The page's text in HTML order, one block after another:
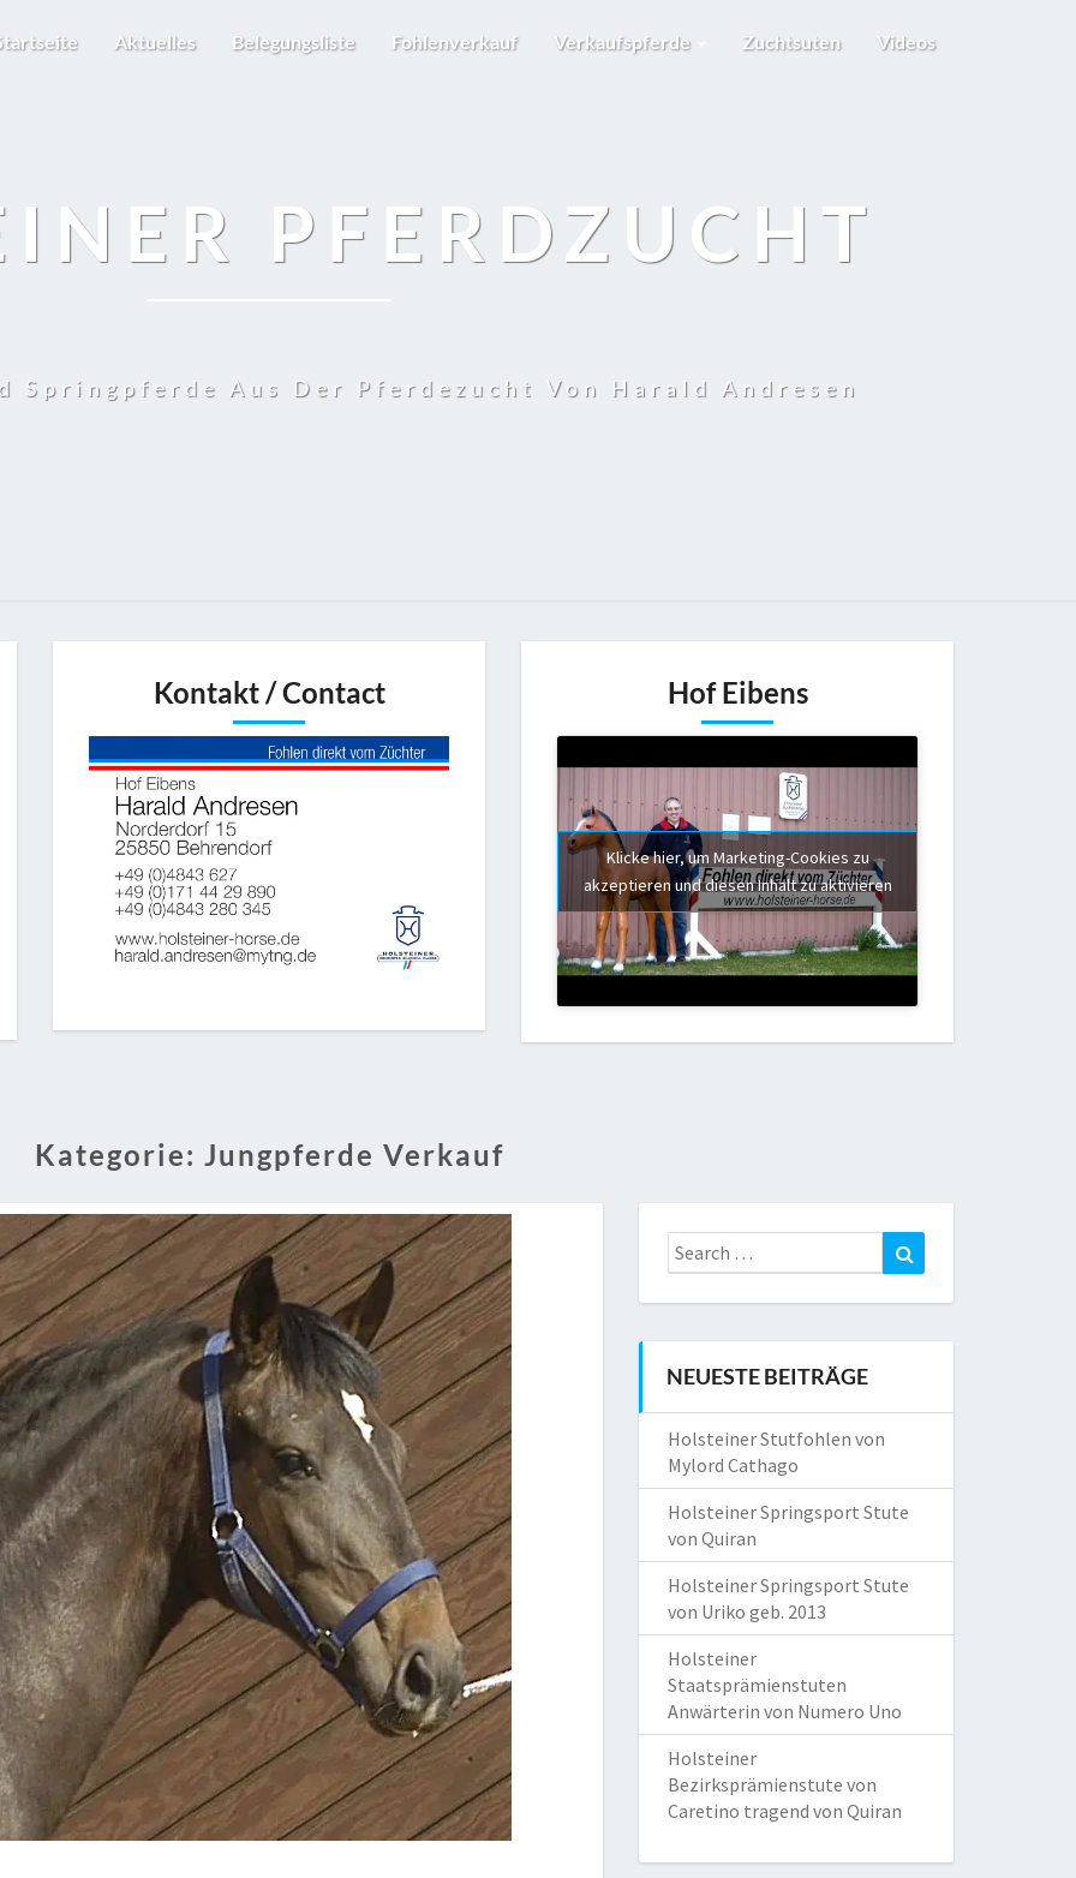
Aktuelles Belegungsliste Fohlenverkauf Verkaufspferde Zuchtsuten Videos
PFERDZUCHT
Springpferde Aus Der Pferdezucht Von Harald Andresen
Kontakt / Contact Hof Eibens
Klicke hier, um Marketing-Cookies zu
akzeptieren und diesen Inhalt zu aktivieren
Kategorie: Jungpferde Verkauf
Search
for:
NEUESTE BEITRÄGE
Holsteiner Stutfohlen von
Mylord Cathago
Holsteiner Springsport Stute
von Quiran
Holsteiner Springsport Stute
von Uriko geb. 2013
Holsteiner
Staatsprämienstuten
Anwärterin von Numero Uno
Holsteiner
Bezirksprämienstute von
Caretino tragend von Quiran